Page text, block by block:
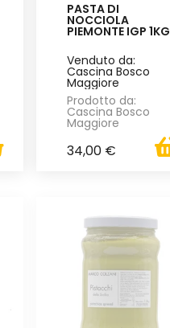
PASTA DI
NOCCIOLA
PIEMONTE IGP 1KG
Venduto da:
Cascina Bosco
Maggiore
Prodotto da:
Cascina Bosco
Maggiore
34,00 €